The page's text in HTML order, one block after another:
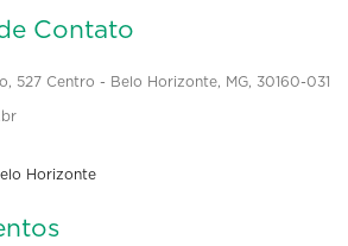
Contato
527 Centro - Belo Horizonte, MG, 30160-031
Horizonte